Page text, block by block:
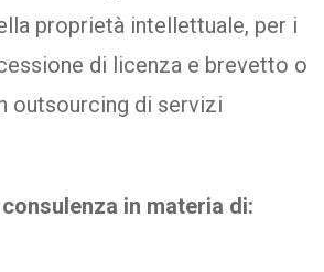
proprietà intellettuale, per i
di licenza e brevetto o
outsourcing di servizi
in materia di: